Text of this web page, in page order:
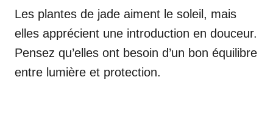
Les plantes de jade aiment le soleil, mais
elles apprécient une introduction en douceur.
Pensez qu’elles ont besoin d’un bon équilibre
entre lumière et protection.